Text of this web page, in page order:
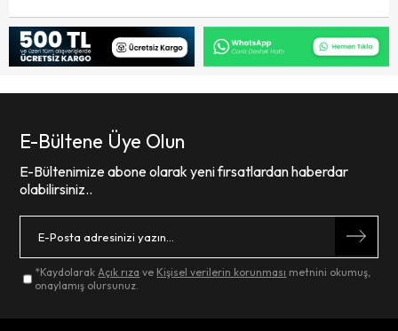
E-Bültene Üye Olun
E-Bültenimize abone olarak yeni fırsatlardan haberdar
olabilirsiniz..
*KaydolarakAçık rıza ve Kişisel verilerin korunması metnini okumuş,
onaylamış olursunuz.